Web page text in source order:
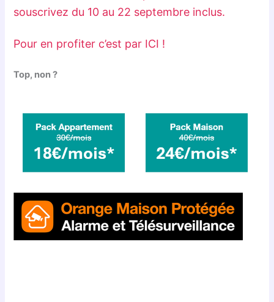
souscrivez du 10 au 22 septembre inclus.
Pour en profiter c’est par ICI !
Top, non ?